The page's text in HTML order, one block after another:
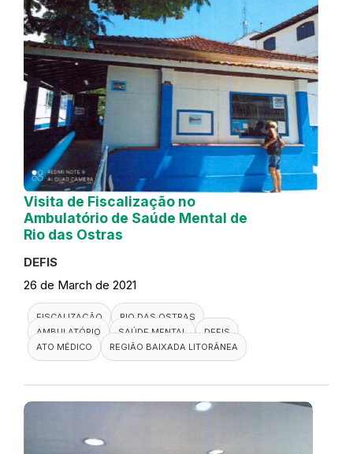
Visita de Fiscalização no
Ambulatório de Saúde Mental de
Rio das Ostras
DEFIS
26 de March de 2021
FISCALIZAÇÃO
RIO DAS OSTRAS
AMBULATÓRIO
SAÚDE MENTAL
DEFIS
ATO MÉDICO
REGIÃO BAIXADA LITORÂNEA